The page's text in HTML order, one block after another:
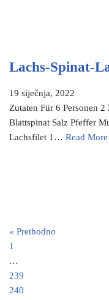
Lachs-Spinat-
19 siječnja, 2022
Zutaten Für 6 Personen
Blattspinat Salz Pfeffer
Lachsfilet 1… Read More
« Prethodno
1
…
239
240